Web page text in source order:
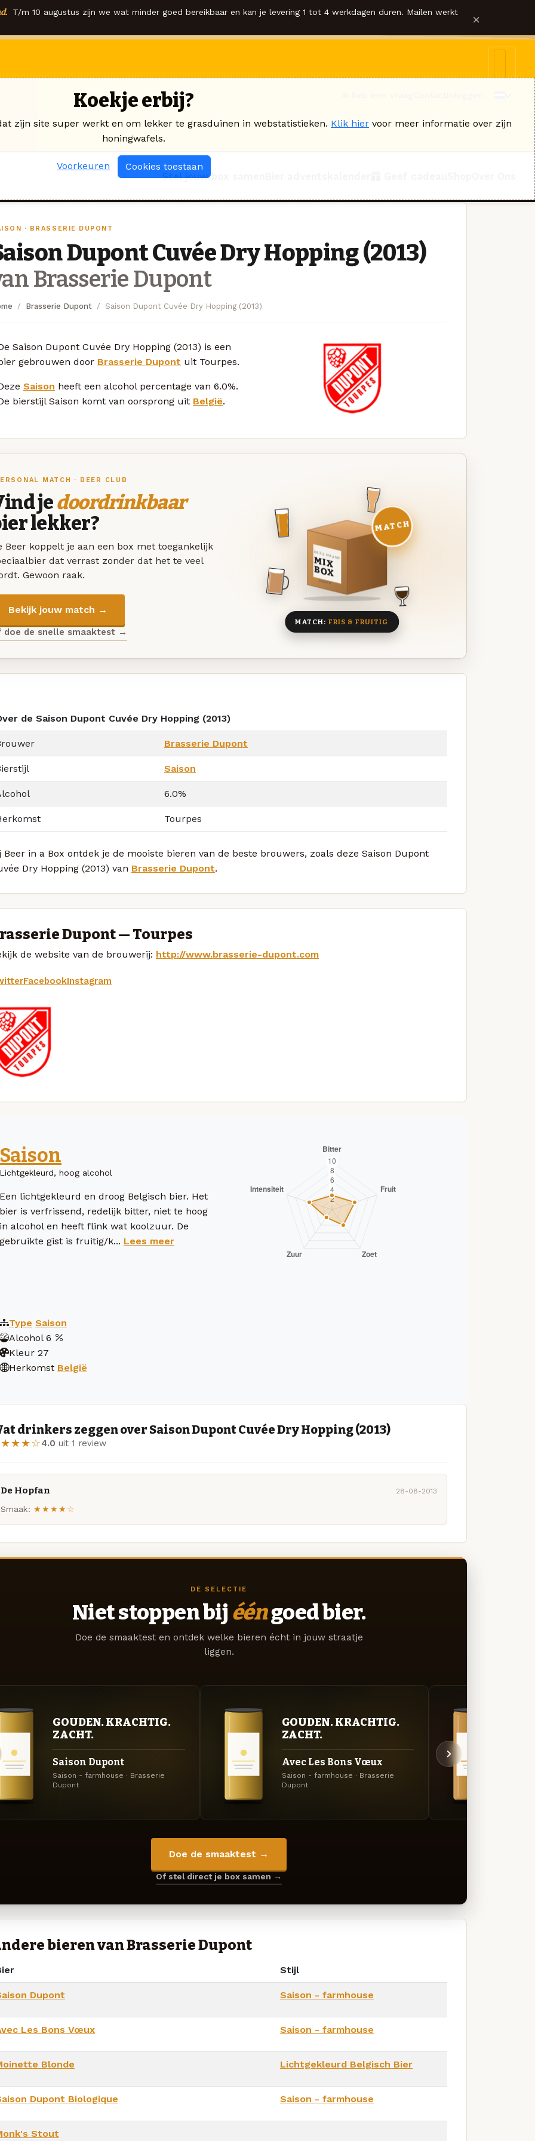
T/m 10 augustus zijn we wat minder goed bereikbaar en kan je levering 1 tot 4 werkdagen duren. Mailen werkt ×
Stel jouw box samen
· BRASSERIE DUPONT
Dupont Cuvée Dry Hopping (2013)
Brasserie Dupont
Brasserie Dupont Saison Dupont Cuvée Dry Hopping (2013)
Saison Dupont Cuvée Dry Hopping (2013) is een
gebrouwen door Brasserie Dupont uit Tourpes.
Saison heeft een alcohol percentage van 6.0%.
bierstijl Saison komt van oorsprong uit België.
MATCH · BEER CLUB
jedoordrinkbaar
lekker?
Beer koppelt je aan een box met toegankelijk
dat verrast zonder dat het te veel
Gewoon raak.
Bekijk jouw match →
doe de snelle smaaktest →
DEZE MAAND
MIX
BOX
8 BIEREN
MATCH
MATCH: FRIS & FRUITIG
de Saison Dupont Cuvée Dry Hopping (2013)
Brasserie Dupont
Saison
6.0%
Tourpes
Beer in a Box ontdek je de mooiste bieren van de beste brouwers, zoals deze Saison Dupont
Dry Hopping (2013) van Brasserie Dupont.
Dupont — Tourpes
de website van de brouwerij: http://www.brasserie-dupont.com
FacebookInstagram
Saison
Lichtgekleurd, hoog alcohol
Een lichtgekleurd en droog Belgisch bier. Het
bier is verfrissend, redelijk bitter, niet te hoog
in alcohol en heeft flink wat koolzuur. De
gebruikte gist is fruitig/k... Lees meer
Type Saison
Alcohol 6
Kleur 27
Herkomst België
drinkers zeggen over Saison Dupont Cuvée Dry Hopping (2013)
4.0 uit 1 review
De Hopfan 28-08-2013
Smaak: ★★★★☆
DE SELECTIE
Niet stoppen bij ééngoed bier.
Doe de smaaktest en ontdek welke bieren écht in jouw straatje
liggen.
GOUDEN. KRACHTIG.
ZACHT.
Saison Dupont
Saison - farmhouse · Brasserie
Dupont
GOUDEN. KRACHTIG.
ZACHT.
Avec Les Bons Vœux
Saison - farmhouse · Brasserie
Dupont
Doe de smaaktest →
Of stel direct je box samen →
bieren van Brasserie Dupont
Stijl
Dupont Saison - farmhouse
Les Bons Vœux Saison - farmhouse
Blonde Lichtgekleurd Belgisch Bier
Dupont Biologique Saison - farmhouse
Stout
Koekje erbij?
zijn site super werkt en om lekker te grasduinen in webstatistieken. Klik hier voor meer informatie over zijn
honingwafels.
Voorkeuren Cookies toestaan